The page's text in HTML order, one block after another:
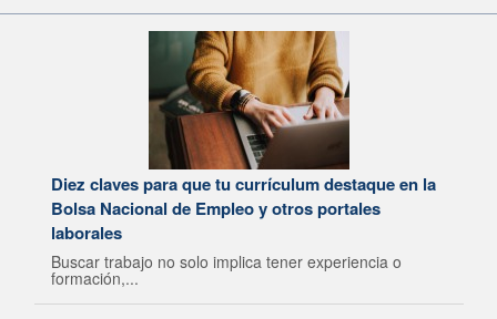
Diez claves para que tu currículum destaque en la
Bolsa Nacional de Empleo y otros portales
laborales
Buscar trabajo no solo implica tener experiencia o
formación,...